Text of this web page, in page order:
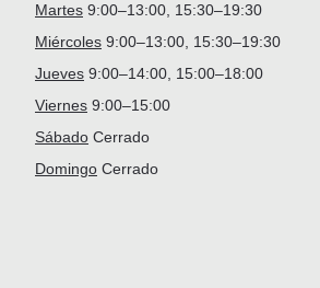
Martes 9:00–13:00, 15:30–19:30
Miércoles 9:00–13:00, 15:30–19:30
Jueves 9:00–14:00, 15:00–18:00
Viernes 9:00–15:00
Sábado Cerrado
Domingo Cerrado